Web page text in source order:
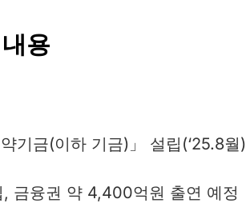
용
기금(이하 기금)」 설립(‘25.8월)
금융권 약 4,400억원 출연 예정